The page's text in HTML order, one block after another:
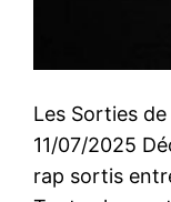
Les Sorties
11/07/2025
rap sortis